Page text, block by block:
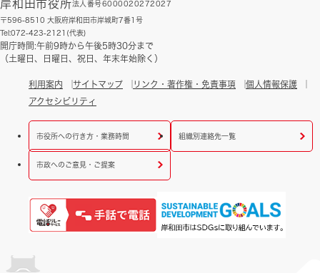
岸和田市役所法人番号6000020272027
〒596-8510 大阪府岸和田市岸城町7番1号
Tel:072-423-2121(代表)
開庁時間:午前9時から午後5時30分まで
（土曜日、日曜日、祝日、年末年始除く）
利用案内 サイトマップ リンク・著作権・免責事項
個人情報保護
アクセシビリティ
市役所への行き方・業務時間 組織別連絡先一覧
市政へのご意見・ご提案